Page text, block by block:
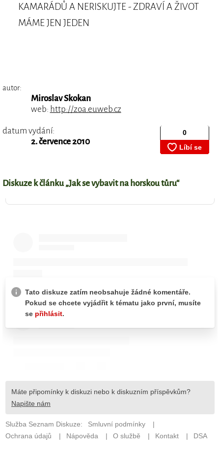
KAMARÁDŮ A NERISKUJTE - ZDRAVÍ A ŽIVOT
MÁME JEN JEDEN
autor:
Miroslav Skokan
web: http://zoa.euweb.cz
datum vydání:
2. července 2010
Diskuze k článku „Jak se vybavit na horskou tůru“